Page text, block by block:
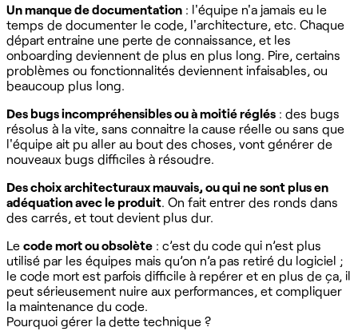
Un manque de documentation : l'équipe n'a jamais eu le
temps de documenter le code, l'architecture, etc. Chaque
départ entraine une perte de connaissance, et les
onboarding deviennent de plus en plus long. Pire, certains
problèmes ou fonctionnalités deviennent infaisables, ou
beaucoup plus long.
Des bugs incompréhensibles ou à moitié réglés : des bugs
résolus à la vite, sans connaitre la cause réelle ou sans que
l'équipe ait pu aller au bout des choses, vont générer de
nouveaux bugs difficiles à résoudre.
Des choix architecturaux mauvais, ou qui ne sont plus en
adéquation avec le produit. On fait entrer des ronds dans
des carrés, et tout devient plus dur.
Le code mort ou obsolète : c’est du code qui n’est plus
utilisé par les équipes mais qu’on n’a pas retiré du logiciel ;
le code mort est parfois difficile à repérer et en plus de ça, il
peut sérieusement nuire aux performances, et compliquer
la maintenance du code.
Pourquoi gérer la dette technique ?